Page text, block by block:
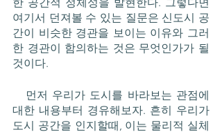
여기서 던져볼 수 있는 질문은 신도시 공
간이 비슷한 경관을 보이는 이유와 그러
한 경관이 함의하는 것은 무엇인가가 될
것이다.
대한 내용부터 경유해보자. 흔히 우리가
도시 공간을 인지할때, 이는 물리적 실체